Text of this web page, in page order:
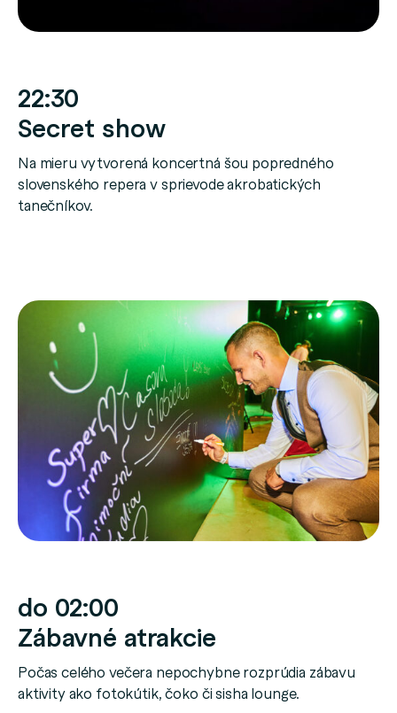
22:30
Secret show
Na mieru vytvorená koncertná šou popredného
slovenského repera v sprievode akrobatických
tanečníkov.
do 02:00
Zábavné atrakcie
Počas celého večera nepochybne rozprúdia zábavu
aktivity ako fotokútik, čoko či sisha lounge.